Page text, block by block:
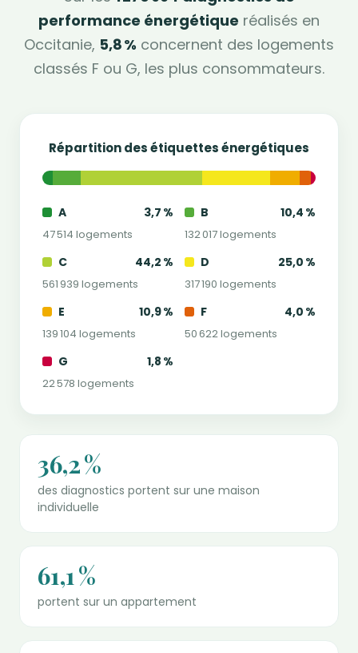
performance énergétique réalisés en
Occitanie, 5,8 % concernent des logements
classés F ou G, les plus consommateurs.
Répartition des étiquettes énergétiques
A 3,7 %
47 514 logements
B 10,4 %
132 017 logements
C 44,2 %
561 939 logements
D 25,0 %
317 190 logements
E 10,9 %
139 104 logements
F 4,0 %
50 622 logements
G 1,8 %
22 578 logements
36,2 %
des diagnostics portent sur une maison
individuelle
61,1 %
portent sur un appartement